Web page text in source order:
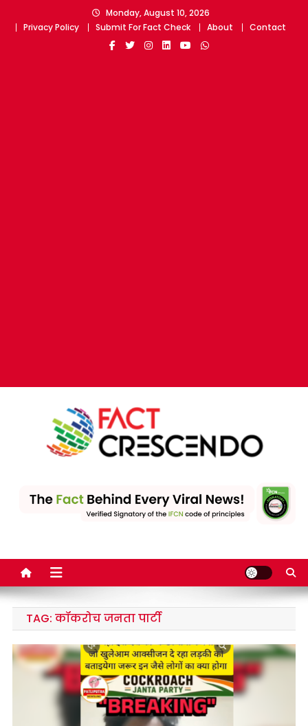
Monday, August 10, 2026
Privacy Policy
Submit For Fact Check About Contact
leading fact-checking
TAG: कॉकरोच जनता पार्टी